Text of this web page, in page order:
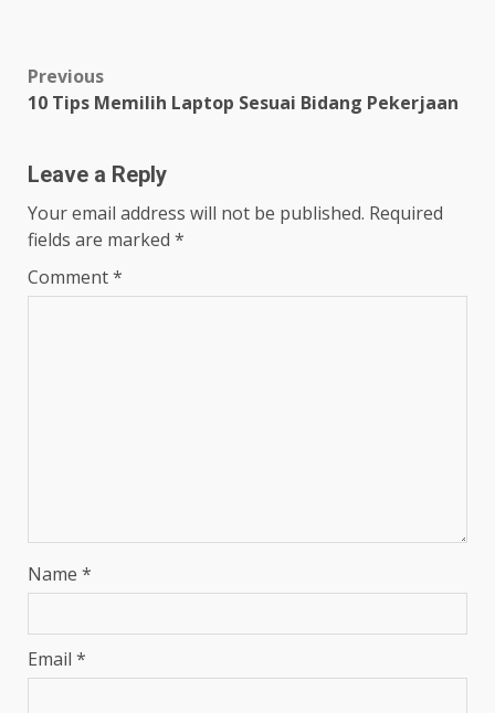
Post
navigation
Previous
10 Tips Memilih Laptop Sesuai Bidang Pekerjaan
Leave a Reply
Your email address will not be published. Required
fields are marked *
Comment*
Name *
Email *